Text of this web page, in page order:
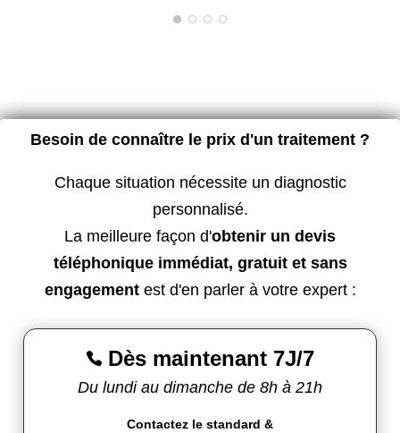
Besoin de connaître le prix d'un traitement ?
Chaque situation nécessite un diagnostic
personnalisé.
La meilleure façon d'obtenir un devis
téléphonique immédiat, gratuit et sans
engagementest d'en parler à votre expert :
 Dès maintenant 7J/7
Du lundi au dimanche de 8h à 21h
Contactez le standard &